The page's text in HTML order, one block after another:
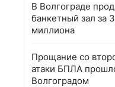
В Волгограде
банкетный зал за
миллиона
Прощание со
атаки БПЛА
Волгоградом